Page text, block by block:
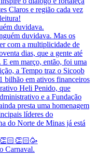
duvidava.
Carnaval.